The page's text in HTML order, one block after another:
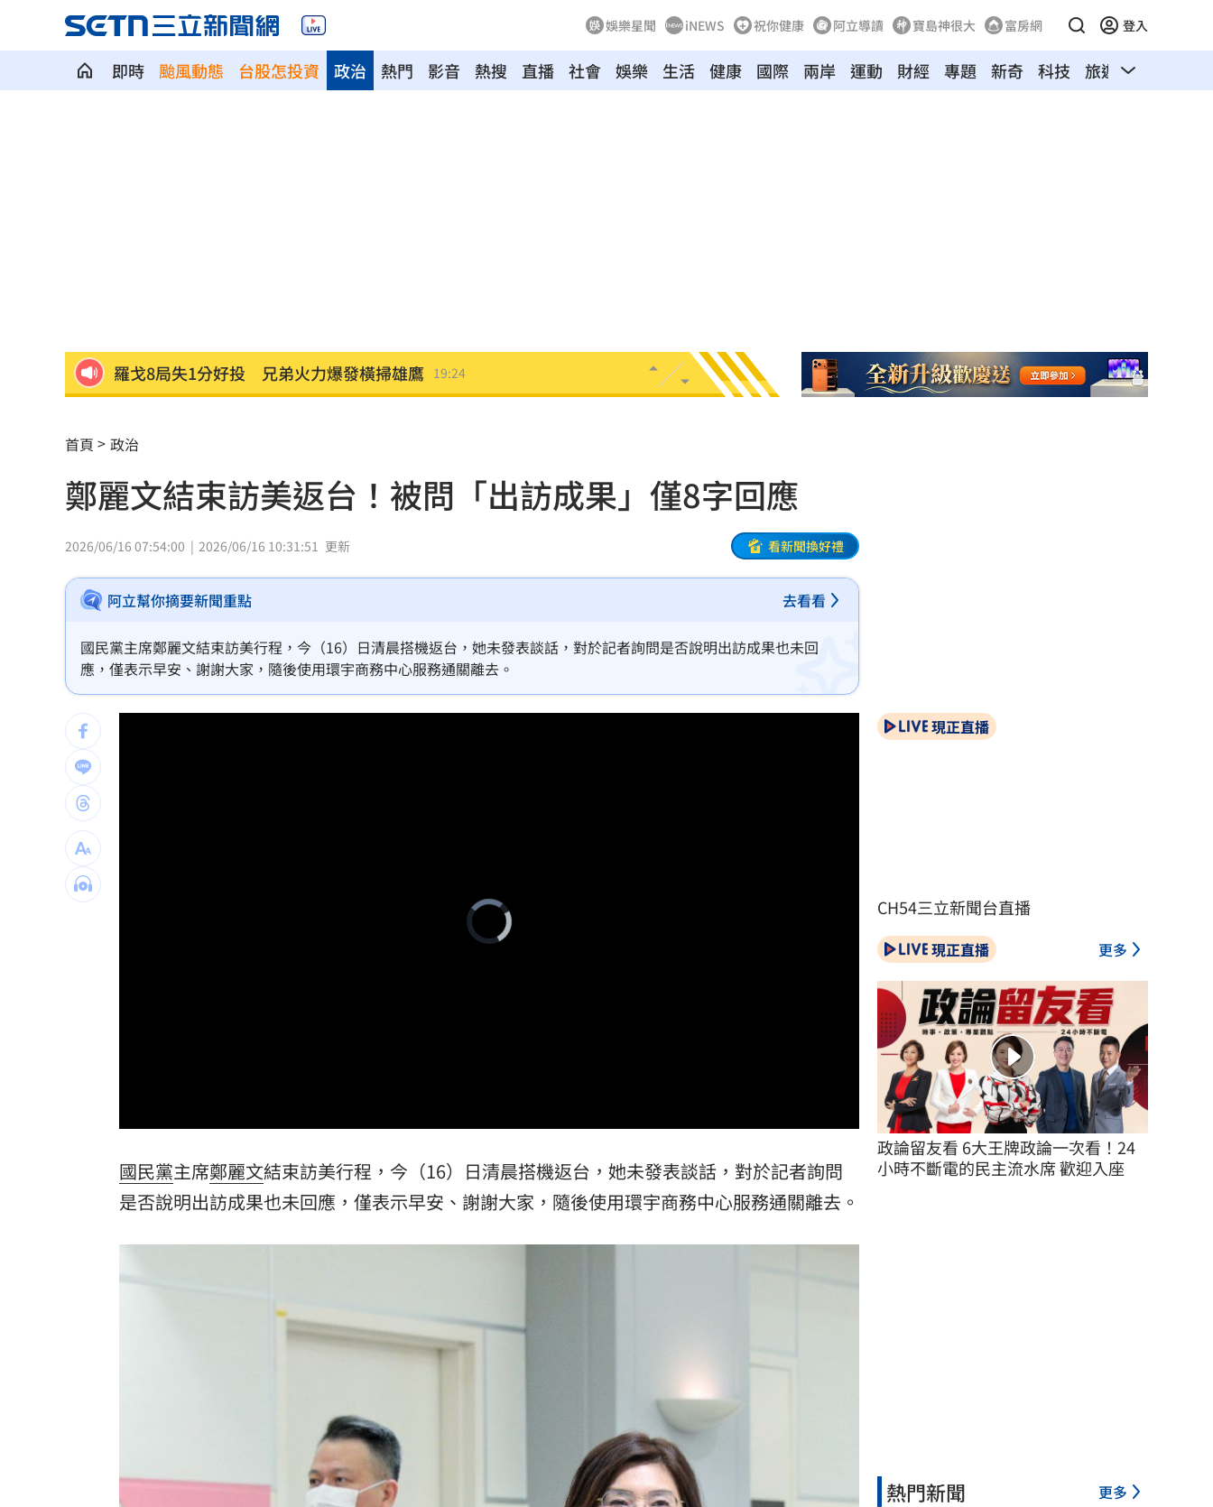
娛樂星聞 iNEWS 祝你健康 阿立導讀 寶島神很大 富房網 登入
即時 颱風動態 台股怎投資 熱門 影音 熱搜 直播
政治 社會 娛樂 生活 健康 國際 兩岸 運動 財經 專題 新奇 科技 旅遊 汽車
接觸「常見塑膠微粒＋這樣吃」恐釀脂肪肝 19:16
月薪3萬多怎麼活下去？過來人揭真實生活
大咖歌后花蓮度假3天 喊話巧遇直接合照 19:13
3大SM門面擔歌謠大戰主持！同框顏值炸裂
繞違停貨車遭撞！嘉義婦慘死姪重傷 19:00
震後徒手搬瓦礫救人 委國舉重名將摘雙金 18:43
台彩父親節推新刮刮樂千萬頭獎超「爸」氣 12:00
「拍片人的多重宇宙」職涯論壇9/12登場！ 10:30
8國球員齊聚高雄 Formosa 7s掀足球熱潮 10:00
理想混蛋號召粉絲跨海追星吃美食！
首頁 政治
鄭麗文結束訪美返台！被問「出訪成果」僅8字回應
2026/06/16 07:54:00 2026/06/16 10:31:51 更新 看新聞換好禮
阿立幫你摘要新聞重點 去看看
國民黨主席鄭麗文結束訪美行程，今（16）日清晨搭機返台，她未發表談話，對於記者詢問是否說明出訪成果也未回
應，僅表示早安、謝謝大家，隨後使用環宇商務中心服務通關離去。
Video
Player
is
loading.
0%
國民黨主席鄭麗文結束訪美行程，今（16）日清晨搭機返台，她未發表談話，對於記者詢問
是否說明出訪成果也未回應，僅表示早安、謝謝大家，隨後使用環宇商務中心服務通關離去。
現正直播
CH54三立新聞台直播
現正直播 更多
政論留友看 6大王牌政論一次看！24
小時不斷電的民主流水席 歡迎入座
熱門新聞 更多